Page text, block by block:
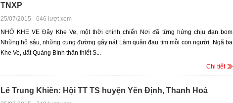
TNXP
25/07/2015 - 646 lượt xem
NHỚ KHE VE Đây Khe Ve, một thời chinh chiến Nơi đã từng hứng chịu đạn bom
Những hố sâu, những cung đường gãy nát Làm quặn đau tim mỗi con người. Ngã ba
Khe Ve, đất Quảng Bình thân thiết S...
Chi tiết
Lê Trung Khiên: Hội TT TS huyện Yên Định, Thanh Hoá